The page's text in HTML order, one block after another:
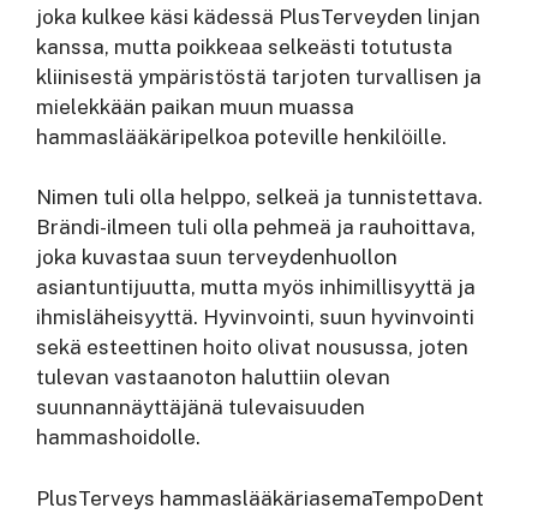
joka kulkee käsi kädessä PlusTerveyden linjan
kanssa, mutta poikkeaa selkeästi totutusta
kliinisestä ympäristöstä tarjoten turvallisen ja
mielekkään paikan muun muassa
hammaslääkäripelkoa poteville henkilöille.
Nimen tuli olla helppo, selkeä ja tunnistettava.
Brändi-ilmeen tuli olla pehmeä ja rauhoittava,
joka kuvastaa suun terveydenhuollon
asiantuntijuutta, mutta myös inhimillisyyttä ja
ihmisläheisyyttä. Hyvinvointi, suun hyvinvointi
sekä esteettinen hoito olivat nousussa, joten
tulevan vastaanoton haluttiin olevan
suunnannäyttäjänä tulevaisuuden
hammashoidolle.
PlusTerveys hammaslääkäriasemaTempoDent